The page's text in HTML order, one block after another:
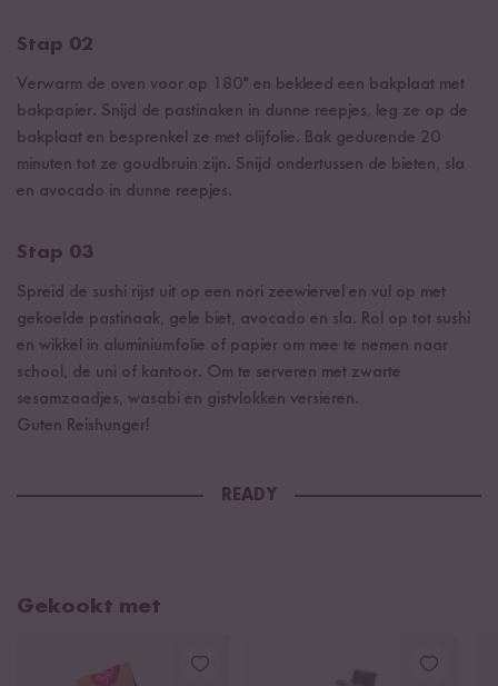
Stap 02
Verwarm de oven voor op 180° en bekleed een bakplaat met
bakpapier. Snijd de pastinaken in dunne reepjes, leg ze op de
bakplaat en besprenkel ze met olijfolie. Bak gedurende 20
minuten tot ze goudbruin zijn. Snijd ondertussen de bieten, sla
en avocado in dunne reepjes.
Stap 03
Spreid de sushi rijst uit op een nori zeewiervel en vul op met
gekoelde pastinaak, gele biet, avocado en sla. Rol op tot sushi
en wikkel in aluminiumfolie of papier om mee te nemen naar
school, de uni of kantoor. Om te serveren met zwarte
sesamzaadjes, wasabi en gistvlokken versieren.
Guten Reishunger!
READY
Gekookt met